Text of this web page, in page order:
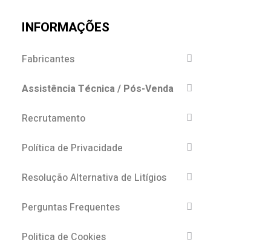
INFORMAÇÕES
Fabricantes
Assistência Técnica / Pós-Venda
Recrutamento
Política de Privacidade
Resolução Alternativa de Litígios
Perguntas Frequentes
Politica de Cookies